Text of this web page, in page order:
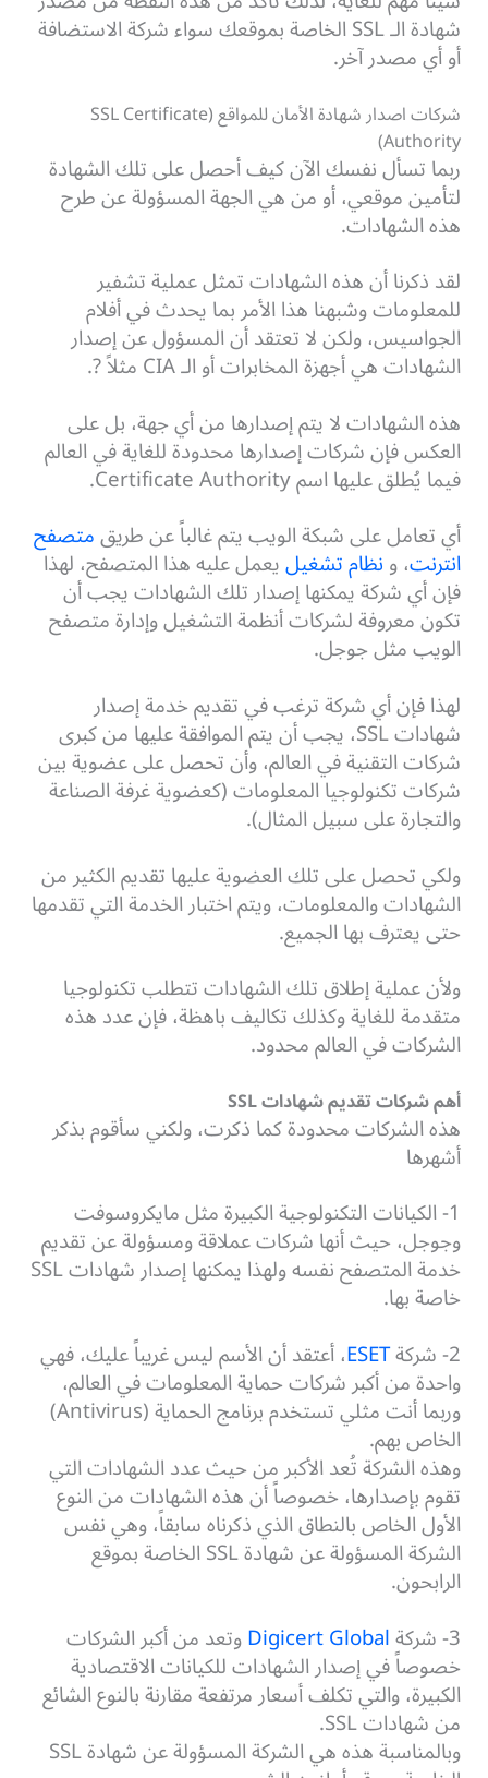
شهادة الـ SSL الخاصة بموقعك سواء شركة الاستضافة
أو أي مصدر آخر.
شركات اصدار شهادة الأمان للمواقع (SSL Certificate
Authority)
ربما تسأل نفسك الآن كيف أحصل على تلك الشهادة
لتأمين موقعي، أو من هي الجهة المسؤولة عن طرح
هذه الشهادات.
لقد ذكرنا أن هذه الشهادات تمثل عملية تشفير
للمعلومات وشبهنا هذا الأمر بما يحدث في أفلام
الجواسيس، ولكن لا تعتقد أن المسؤول عن إصدار
الشهادات هي أجهزة المخابرات أو الـ CIA مثلاً ?.
هذه الشهادات لا يتم إصدارها من أي جهة، بل على
العكس فإن شركات إصدارها محدودة للغاية في العالم
فيما يُطلق عليها اسم Certificate Authority.
أي تعامل على شبكة الويب يتم غالباً عن طريقمتصفح
انترنت، ونظام تشغيليعمل عليه هذا المتصفح، لهذا
فإن أي شركة يمكنها إصدار تلك الشهادات يجب أن
تكون معروفة لشركات أنظمة التشغيل وإدارة متصفح
الويب مثل جوجل.
لهذا فإن أي شركة ترغب في تقديم خدمة إصدار
شهادات SSL، يجب أن يتم الموافقة عليها من كبرى
شركات التقنية في العالم، وأن تحصل على عضوية بين
شركات تكنولوجيا المعلومات (كعضوية غرفة الصناعة
والتجارة على سبيل المثال).
ولكي تحصل على تلك العضوية عليها تقديم الكثير من
الشهادات والمعلومات، ويتم اختبار الخدمة التي تقدمها
حتى يعترف بها الجميع.
ولأن عملية إطلاق تلك الشهادات تتطلب تكنولوجيا
متقدمة للغاية وكذلك تكاليف باهظة، فإن عدد هذه
الشركات في العالم محدود.
أهم شركات تقديم شهادات SSL
هذه الشركات محدودة كما ذكرت، ولكني سأقوم بذكر
أشهرها
1- الكيانات التكنولوجية الكبيرة مثل مايكروسوفت
وجوجل، حيث أنها شركات عملاقة ومسؤولة عن تقديم
خدمة المتصفح نفسه ولهذا يمكنها إصدار شهادات SSL
خاصة بها.
2- شركة
ESET، أعتقد أن الأسم ليس غريباً عليك، فهي
واحدة من أكبر شركات حماية المعلومات في العالم،
وربما أنت مثلي تستخدم برنامج الحماية (Antivirus)
الخاص بهم.
وهذه الشركة تُعد الأكبر من حيث عدد الشهادات التي
تقوم بإصدارها، خصوصاً أن هذه الشهادات من النوع
الأول الخاص بالنطاق الذي ذكرناه سابقاً، وهي نفس
الشركة المسؤولة عن شهادة SSL الخاصة بموقع
الرابحون.
3- شركة
Digicert Global وتعد من أكبر الشركات
خصوصاً في إصدار الشهادات للكيانات الاقتصادية
الكبيرة، والتي تكلف أسعار مرتفعة مقارنة بالنوع الشائع
من شهادات SSL.
وبالمناسبة هذه هي الشركة المسؤولة عن شهادة SSL